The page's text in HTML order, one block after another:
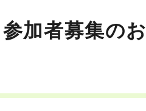
加者募集のお